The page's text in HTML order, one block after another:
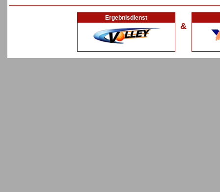
Ergebnisdienst
&